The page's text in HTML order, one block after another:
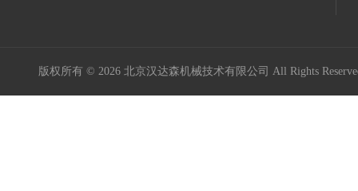
版权所有 © 2026 北京汉达森机械技术有限公司 All Rights